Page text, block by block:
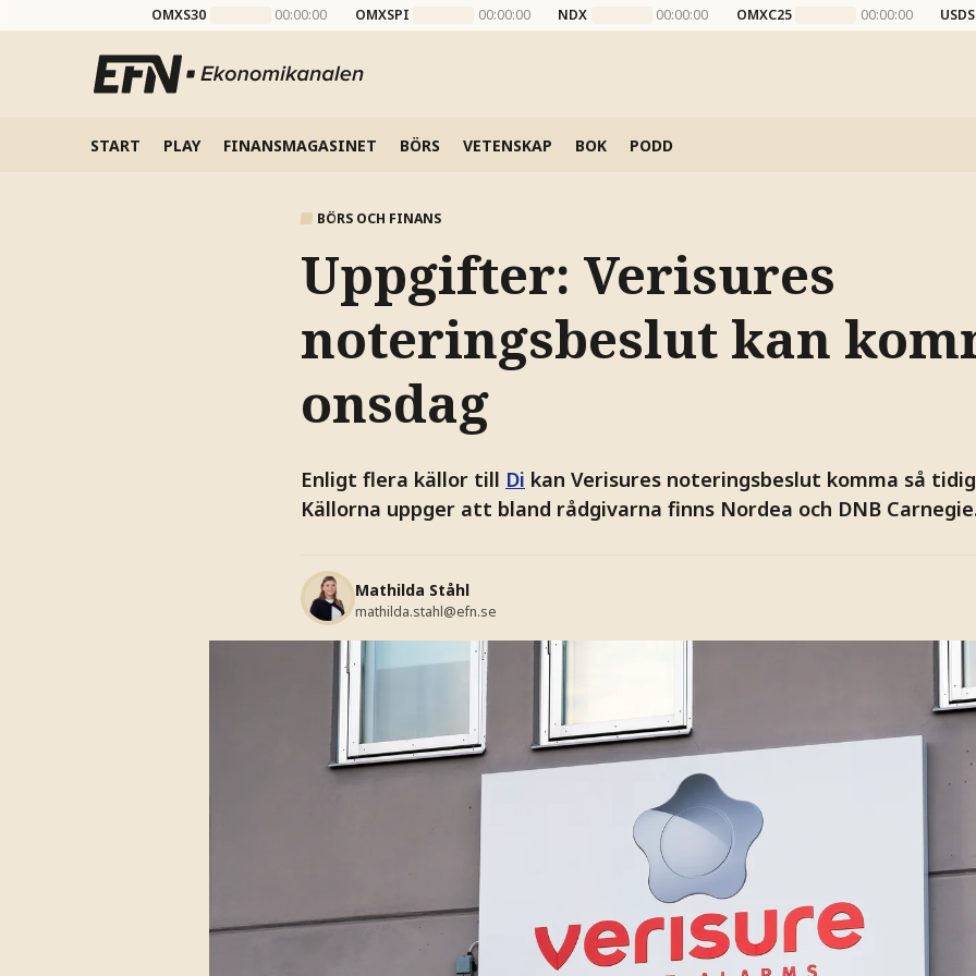
OMXS30 00:00:00 OMXSPI 00:00:00 NDX 00:00:00 OMXC25 00:00:00
START PLAY FINANSMAGASINET BÖRS VETENSKAP BOK PODD
BÖRS OCH FINANS
Uppgifter: Verisures
noteringsbeslut kan
onsdag
Enligt flera källor till Di kan Verisures noteringsbeslut komma så
Källorna uppger att bland rådgivarna finns Nordea och DNB
Mathilda Ståhl
mathilda.stahl@efn.se